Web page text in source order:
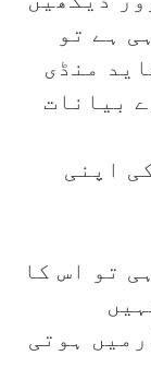
ہے تو
منڈی
بیانات
اپنی
تو اس کا
ہوتی